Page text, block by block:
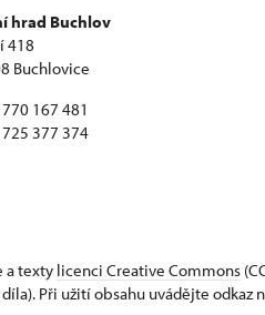
hrad Buchlov
418
Buchlovice
167 481
377 374
a texty licenci Creative Commons
Při užití obsahu uvádějte odkaz